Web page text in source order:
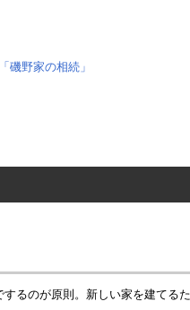
るのが原則。新しい家を建てる